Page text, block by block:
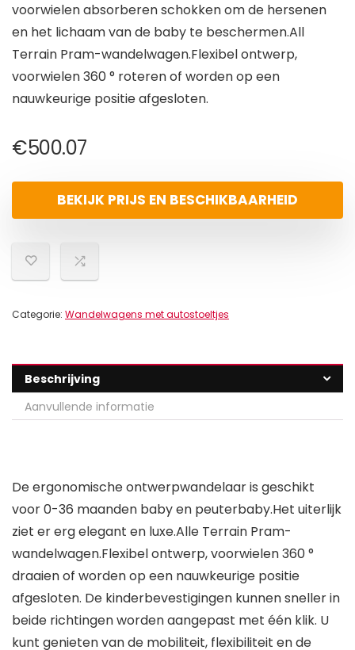
voorwielen absorberen schokken om de hersenen
en het lichaam van de baby te beschermen.All
Terrain Pram-wandelwagen.Flexibel ontwerp,
voorwielen 360 ° roteren of worden op een
nauwkeurige positie afgesloten.
€500.07
BEKIJK PRIJS EN BESCHIKBAARHEID
Categorie: Wandelwagens met autostoeltjes
Beschrijving
Aanvullende informatie
De ergonomische ontwerpwandelaar is geschikt
voor 0-36 maanden baby en peuterbaby.Het uiterlijk
ziet er erg elegant en luxe.Alle Terrain Pram-
wandelwagen.Flexibel ontwerp, voorwielen 360 °
draaien of worden op een nauwkeurige positie
afgesloten. De kinderbevestigingen kunnen sneller in
beide richtingen worden aangepast met één klik. U
kunt genieten van de mobiliteit, flexibiliteit en de